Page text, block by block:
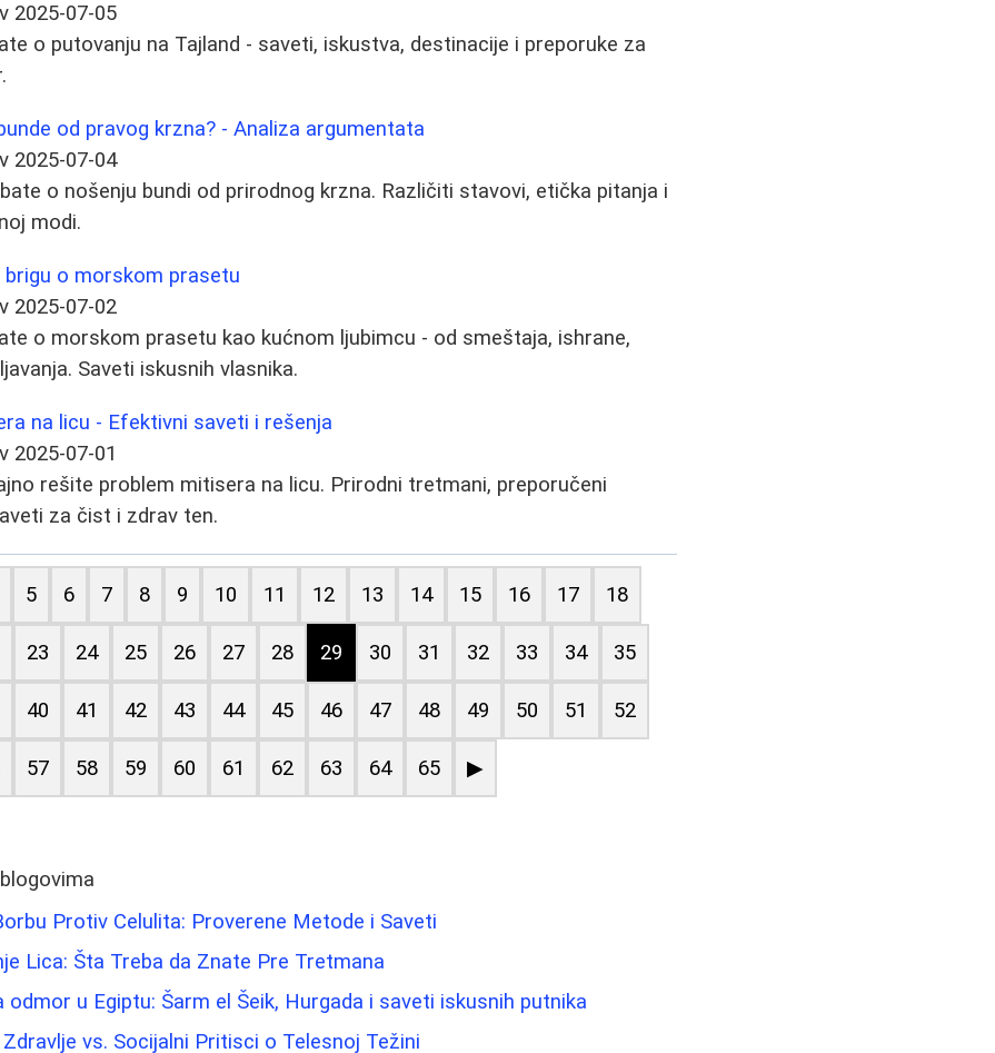
2025-07-05
o putovanju na Tajland - saveti, iskustva, destinacije i preporuke za
od pravog krzna? - Analiza argumentata
2025-07-04
o nošenju bundi od prirodnog krzna. Različiti stavovi, etička pitanja i
modi.
o morskom prasetu
2025-07-02
o morskom prasetu kao kućnom ljubimcu - od smeštaja, ishrane,
Saveti iskusnih vlasnika.
na licu - Efektivni saveti i rešenja
2025-07-01
rešite problem mitisera na licu. Prirodni tretmani, preporučeni
za čist i zdrav ten.
5 6 7 8 9 10 11 12 13 14 15 16 17 18
23 24 25 26 27 28 29 30 31 32 33 34 35
40 41 42 43 44 45 46 47 48 49 50 51 52
57 58 59 60 61 62 63 64 65 ▶
Protiv Celulita: Proverene Metode i Saveti
Lica: Šta Treba da Znate Pre Tretmana
u Egiptu: Šarm el Šeik, Hurgada i saveti iskusnih putnika
vs. Socijalni Pritisci o Telesnoj Težini